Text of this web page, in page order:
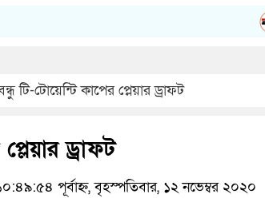
টি-টোয়েন্টি কাপের প্লেয়ার ড্রাফট
ড্রাফট
পূর্বাহ্ন, বৃহস্পতিবার, ১২ নভেম্বর ২০২০